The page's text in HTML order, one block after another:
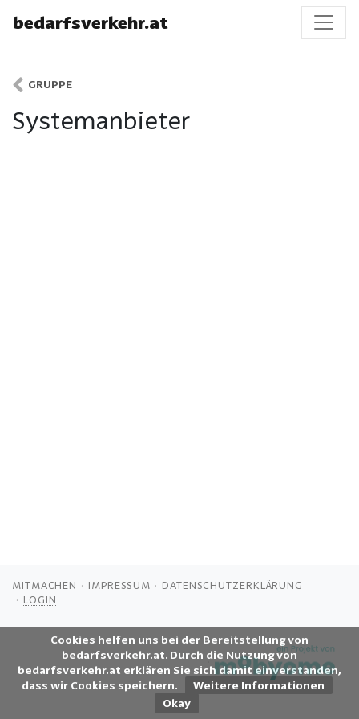
Cookies helfen uns bei der Bereitstellung von
bedarfsverkehr.at. Durch die Nutzung von
bedarfsverkehr.at erklären Sie sich damit einverstanden,
dass wir Cookies speichern.
Weitere Informationen
bedarfsverkehr.at
GRUPPE
Systemanbieter
MITMACHEN IMPRESSUM
DATENSCHUTZERKLÄRUNG
LOGIN